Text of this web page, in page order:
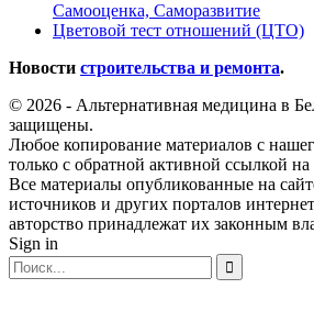
Самооценка, Саморазвитие
Цветовой тест отношений (ЦТО)
Новости строительства и ремонта.
© 2026 - Альтернативная медицина в
защищены.
Любое копирование материалов с
только с обратной активной ссылкой на
Все материалы опубликованные на
источников и других порталов
авторство принадлежат их законным
Sign in